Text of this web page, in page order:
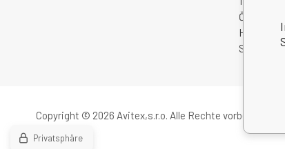
Česká
Copyright © 2026 Avitex,s.r.o. Alle Rechte vorbehalten.
Privatsphäre